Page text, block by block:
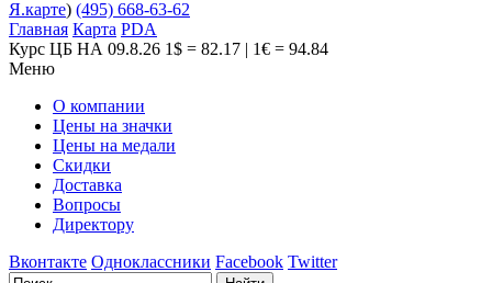
Я.карте) (495) 668-63-62
Главная Карта PDA
Курс ЦБ НА 09.8.26 1$ = 82.17 | 1€ = 94.84
Меню
О компании
Цены на значки
Цены на медали
Скидки
Доставка
Вопросы
Директору
Вконтакте Одноклассники Facebook Twitter